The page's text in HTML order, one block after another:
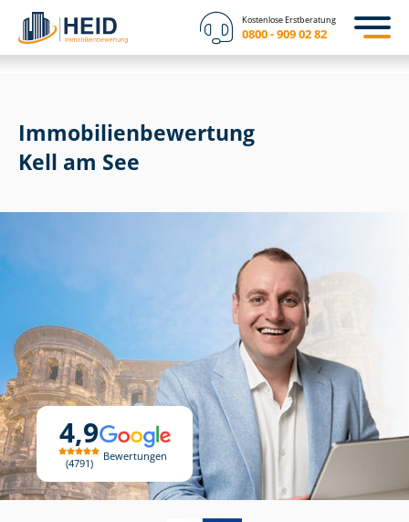
Kostenlose Erstberatung
0800 - 909 02 82
4,9
4791
Bewertungen
Immobilien­bewertung
Kell am See